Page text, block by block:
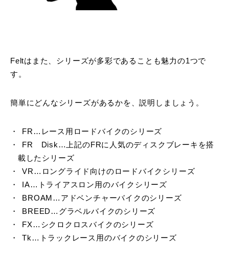
Feltはまた、シリーズが多彩であることも魅力の1つで
す。
簡単にどんなシリーズがあるかを、説明しましょう。
FR…レース用ロードバイクのシリーズ
FR Disk…上記のFRに人気のディスクブレーキを搭
載したシリーズ
VR…ロングライド向けのロードバイクシリーズ
IA…トライアスロン用のバイクシリーズ
BROAM…アドベンチャーバイクのシリーズ
BREED…グラベルバイクのシリーズ
FX…シクロクロスバイクのシリーズ
Tk…トラックレース用のバイクのシリーズ